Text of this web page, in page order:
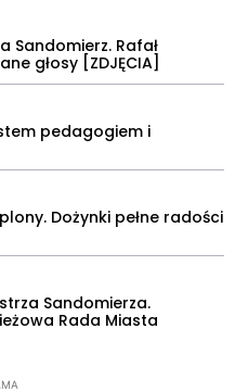
Sandomierz. Rafał
głosy [ZDJĘCIA]
pedagogiem i
Dożynki pełne radości
Sandomierza.
Rada Miasta